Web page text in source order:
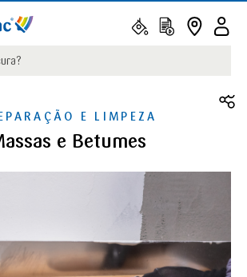
E LIMPEZA
e Betumes